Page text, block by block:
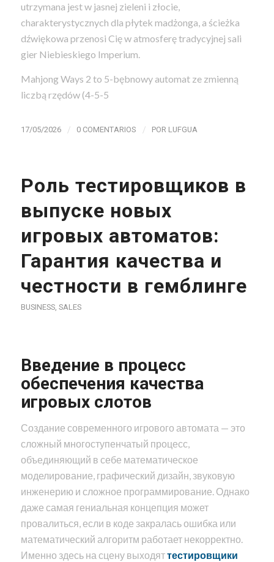
utrzymana jest w jasnej zieleni i złocie,
charakterystycznych dla płytek madżonga, a ścieżka
dźwiękowa przenosi Cię w atmosferę tradycyjnej sali
gier Niebieskiego Imperium.
Mahjong Ways 2 to 5-bębnowy automat ze zmienną
liczbą rzędów (4-5-5
17/05/2026 / 0 COMENTARIOS / POR LUFGUA
Роль тестировщиков в
выпуске новых
игровых автоматов:
Гарантия качества и
честности в гемблинге
BUSINESS, SALES
Введение в процесс
обеспечения качества
игровых слотов
Создание современного игрового автомата — это
сложный многоступенчатый процесс,
объединяющий в себе математическое
моделирование, графический дизайн, звуковую
инженерию и сложное программирование. Однако
даже самая гениальная концепция может
провалиться, если в коде закралась ошибка или
математический алгоритм работает некорректно.
Именно здесь на сцену выходяттестировщики